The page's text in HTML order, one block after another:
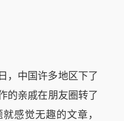
，中国许多地区下了
的亲戚在朋友圈转了
感觉无趣的文章，